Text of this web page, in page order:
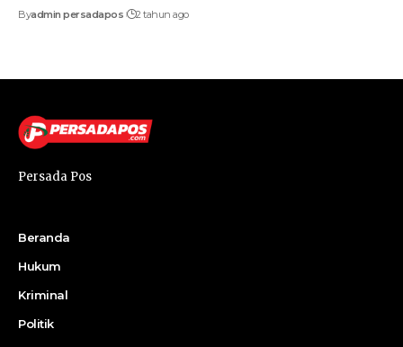
Byadmin persadapos 2 tahun ago
Persada Pos
Beranda
Hukum
Kriminal
Politik